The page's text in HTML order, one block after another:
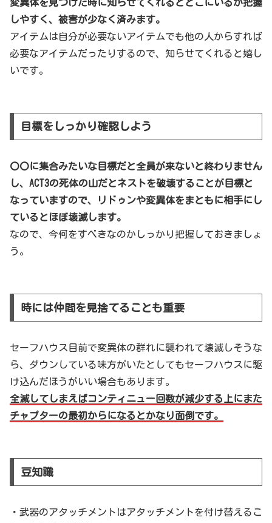
変異体を見つけた時に知らせてくれるとどこにいるか把握
しやすく、被害が少なく済みます。
アイテムは自分が必要ないアイテムでも他の人からすれば
必要なアイテムだったりするので、知らせてくれると嬉し
いです。
目標をしっかり確認しよう
〇〇に集合みたいな目標だと全員が来ないと終わりません
し、ACT3の死体の山だとネストを破壊することが目標と
なっていますので、リドゥンや変異体をまともに相手にし
ているとほぼ壊滅します。
なので、今何をすべきなのかしっかり把握しておきましょ
う。
時には仲間を見捨てることも重要
セーフハウス目前で変異体の群れに襲われて壊滅しそうな
ら、ダウンしている味方がいたとしてもセーフハウスに駆
け込んだほうがいい場合もあります。
全滅してしまえばコンティニュー回数が減少する上にまた
チャプターの最初からになるとかなり面倒です。
豆知識
・武器のアタッチメントはアタッチメントを付け替えるこ